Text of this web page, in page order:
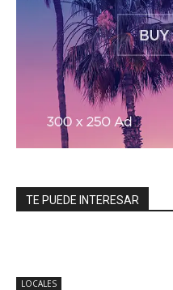
TE PUEDE INTERESAR